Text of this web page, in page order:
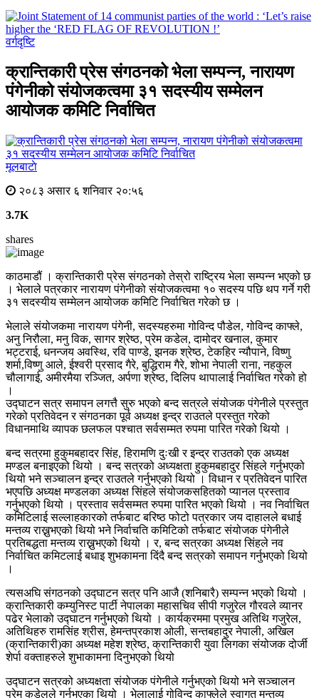
वर्गदृष्टि
क्रान्तिकारी प्रेस संगठनको भेला सम्पन्न, नारायण
पंगेनीको संयोजकत्वमा ३१ सदस्यीय सम्मेलन
आयोजक कमिटि निर्वाचित
मूलबाटाे
२०८३ असार ६ शनिवार २०:५६
3.7K
shares
काठमाडौं । क्रान्तिकारी प्रेस संगठनको तेस्रो राष्ट्रिय भेला सम्पन्न भएको छ
। भेलाले पत्रकार नारायण पंगेनीको संयोजकत्वमा १० सदस्य पछि थप गर्ने गरी
३१ सदस्यीय सम्मेलन आयोजक कमिटि निर्वाचित गरेको छ ।
भेलाले संयोजकमा नारायण पंगेनी, सदस्यहरुमा गोविन्द पौडेल, गोविन्द काफ्ले,
अनु निरौला, मनु विक, सागर श्रेष्ठ, प्रेम कडेल, दामोदर खनाल, कुमार
भट्टराई, धनन्जय अवस्थि, रवि पाण्डे, झनक श्रेष्ठ, टेकहिर न्यौपाने, विष्णु
शर्मा,विष्णु आले, ईश्वरी प्रसाद गैरे, बुद्धिराम गैरे, शोभा नेपाली राना, नहकुल
चौलागाई, अमीरमैया रञ्जित, अर्पणा श्रेष्ठ, दिलिप थापालाई निर्वाचित गरेको हो
।
उद्घाटन सत्र समापन लगत्तै सुरु भएको बन्द सत्रले संयोजक पंगेनीले प्रस्तुत
गरेको प्रतिवेदन र संगठनका पूर्व अध्यक्ष इन्द्र राउतले प्रस्तुत गरेको
विधानमाथि व्यापक छलफल पश्चात सर्वसम्मत रुपमा पारित गरेको थियो ।
बन्द सत्रमा हुकुमबहादर सिंह, हिरामणि दुःखी र इन्द्र राउतको एक अध्यक्ष
मण्डल बनाइएको थियो । बन्द सत्रको अध्यक्षता हुकुमबहादुर सिंहले गर्नुभएको
थियो भने सञ्चालन इन्द्र राउतले गर्नुभएको थियो । विधान र प्रतिवेदन पारित
भएपछि अध्यक्ष मण्डलका अध्यक्ष सिंहले संयोजकसहितको प्यानल प्रस्ताव
गर्नुभएको थियो । प्रस्ताव सर्वसम्मत रुपमा पारित भएको थियो । नव निर्वाचित
कमिटिलाई सल्लाहकारको तर्फबाट बरिष्ठ फोटो पत्रकार जय दाहालले बधाई
मन्तव्य राख्नुभएको थियो भने निर्वाचति कमिटिको तर्फबाट संयोजक पंगेनीले
प्रतिबद्धता मन्तव्य राख्नुभएको थियो । र, बन्द सत्रका अध्यक्ष सिंहले नव
निर्वाचित कमिटलाई बधाइ शुभकामना दिंदै बन्द सत्रको समापन गर्नुभएको थियो
।
त्यसअघि संगठनको उद्घाटन सत्र पनि आजै (शनिबारै) सम्पन्न भएको थियो ।
क्रान्तिकारी कम्युनिस्ट पार्टी नेपालका महासचिव सीपी गजुरेल गौरवले व्यानर
पढेर भेलाको उद्घाटन गर्नुभएको थियो । कार्यक्रममा प्रमुख अतिथि गजुरेल,
अतिथिहरु रामसिंह श्रीस, हेमन्तप्रकाश ओली, सन्तबहादुर नेपाली, अखिल
(क्रान्तिकारी)का अध्यक्ष महेश श्रेष्ठ, क्रान्तिकारी युवा लिगका संयोजक दोर्जी
शेर्पा वक्ताहरुले शुभाकामना दिनुभएको थियो
उद्घाटन सत्रको अध्यक्षता संयोजक पंगेनीले गर्नुभएको थियो भने सञ्चालन
प्रेम कडेलले गर्नुभएका थियो । भेलालाई गोविन्द काफ्लेले स्वागत मन्तव्य